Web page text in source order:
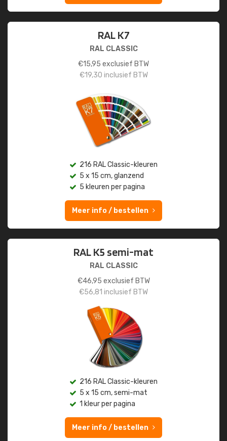
RAL K7
RAL CLASSIC
€15,95 exclusief BTW
€19,30 inclusief BTW
216 RAL Classic-kleuren
5 x 15 cm, glanzend
5 kleuren per pagina
Meer info / bestellen
RAL K5 semi-mat
RAL CLASSIC
€46,95 exclusief BTW
€56,81 inclusief BTW
216 RAL Classic-kleuren
5 x 15 cm, semi-mat
1 kleur per pagina
Meer info / bestellen